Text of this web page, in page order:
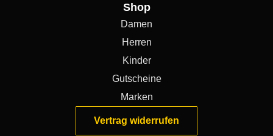
Shop
Damen
Herren
Kinder
Gutscheine
Marken
Vertrag widerrufen